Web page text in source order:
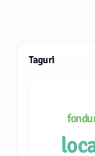
Taguri